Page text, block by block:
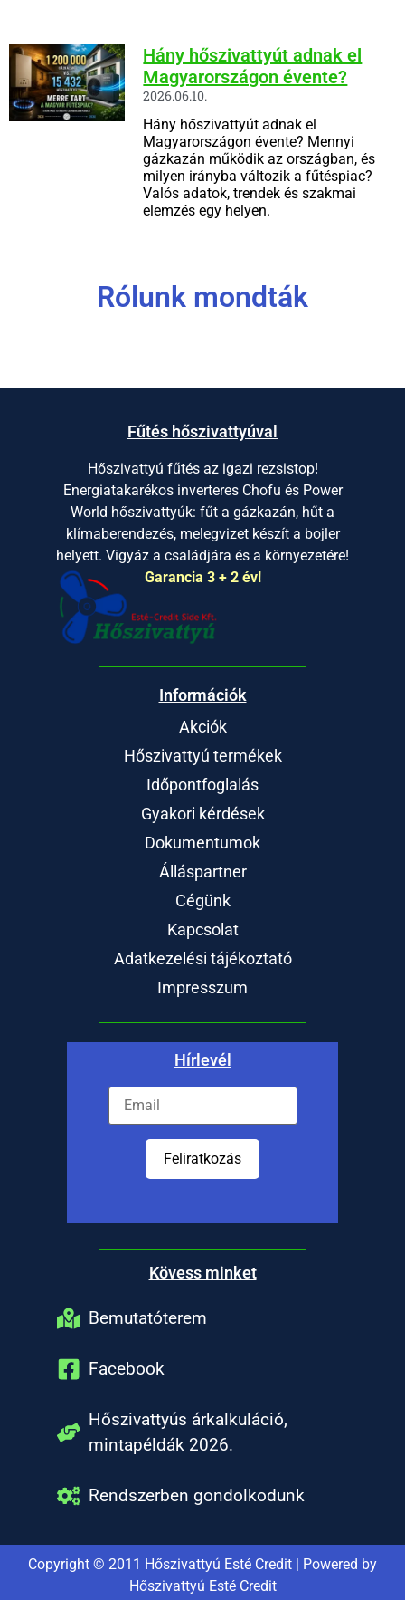
Hány hőszivattyút adnak el
Magyarországon évente?
2026.06.10.
Hány hőszivattyút adnak el
Magyarországon évente? Mennyi
gázkazán működik az országban, és
milyen irányba változik a fűtéspiac?
Valós adatok, trendek és szakmai
elemzés egy helyen.
Rólunk mondták
Fűtés hőszivattyúval
Hőszivattyú fűtés az igazi rezsistop!
Energiatakarékos inverteres Chofu és Power
World hőszivattyúk: fűt a gázkazán, hűt a
klímaberendezés, melegvizet készít a bojler
helyett. Vigyáz a családjára és a környezetére!
Garancia 3 + 2 év!
Információk
Akciók
Hőszivattyú termékek
Időpontfoglalás
Gyakori kérdések
Dokumentumok
Álláspartner
Cégünk
Kapcsolat
Adatkezelési tájékoztató
Impresszum
Hírlevél
Feliratkozás
Kövess minket
Bemutatóterem
Facebook
Hőszivattyús árkalkuláció,
mintapéldák 2026.
Rendszerben gondolkodunk
Copyright © 2011 Hőszivattyú Esté Credit | Powered by
Hőszivattyú Esté Credit